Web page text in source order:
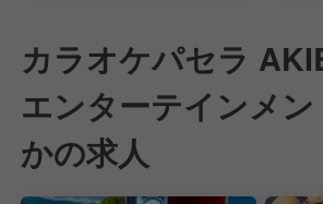
カラオケパセラ
エンターテインメ
かの求人